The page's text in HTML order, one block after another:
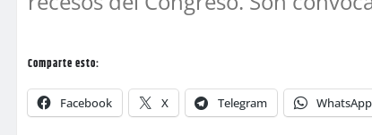
Comparte esto:
Facebook X Telegram WhatsApp